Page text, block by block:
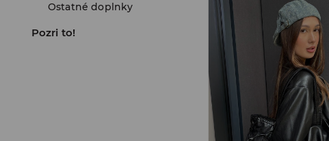
Ostatné doplnky
Pozri to!